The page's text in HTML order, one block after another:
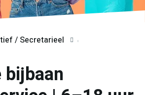
/ Secretarieel
bijbaan